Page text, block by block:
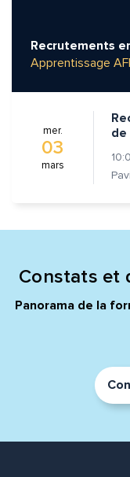
Recrutements
Apprentissage
mer.
03
mars
de
Constats et
Panorama de la
Prénom et nom*
Message*
Commentaire*